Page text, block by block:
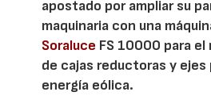
apostado por ampliar su
maquinaria con una
Soraluce FS 10000 para
de cajas reductoras y
energía eólica.